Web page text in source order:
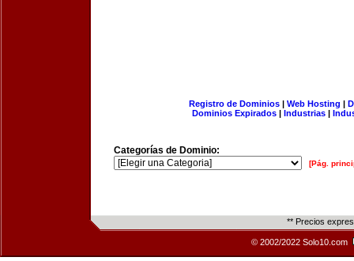
Registro de Dominios| Web Hosting |
Dominios Expirados | Industrias |
Categorías de Dominio:
[Pág.
** Precios
© 2002/2022 Solo10.com